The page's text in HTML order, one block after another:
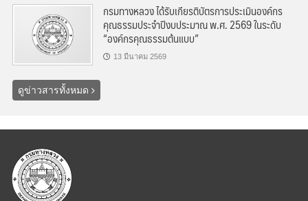
กรมทางหลวง ได้รับเกียรติบัตรการประเมินองค์กร
คุณธรรมประจำปีงบประมาณ พ.ศ. 2569 ในระดับ
“องค์กรคุณธรรมต้นแบบ”
13 มีนาคม 2569
ดูข่าวสารทั้งหมด